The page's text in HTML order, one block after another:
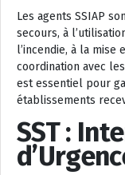
Les agents SSIAP
secours, à
l’incendie, à la mise
coordination avec
est essentiel pour
établissements
SST :